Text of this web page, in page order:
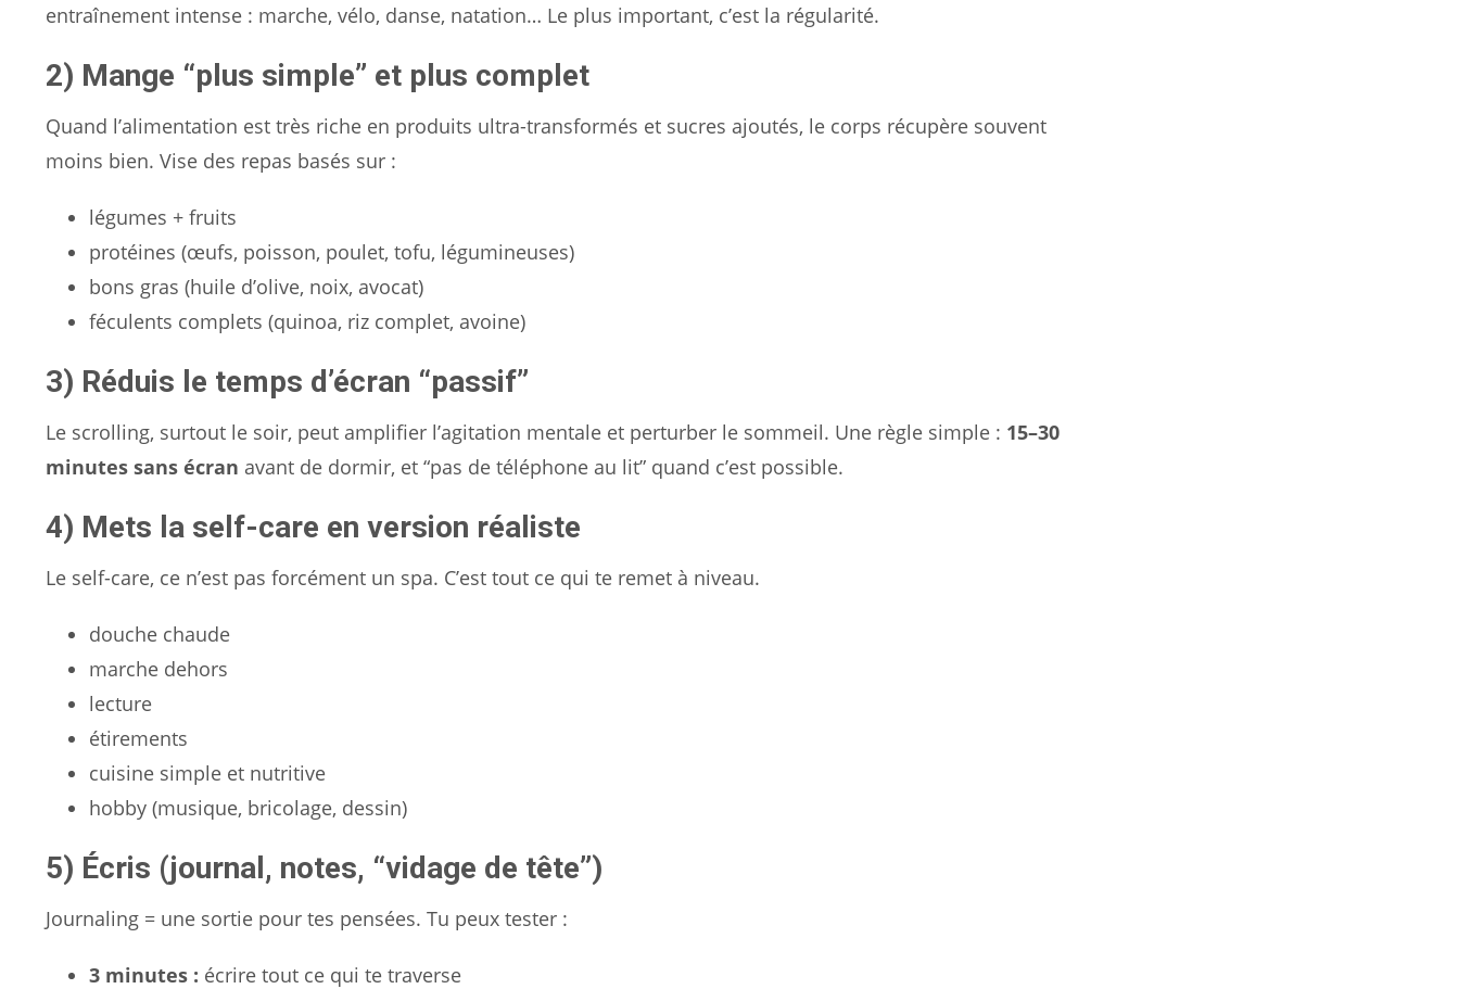
entraînement intense : marche, vélo, danse, natation… Le plus important, c’est la régularité.
2) Mange “plus simple” et plus complet
Quand l’alimentation est très riche en produits ultra-transformés et sucres ajoutés, le corps récupère souvent
moins bien. Vise des repas basés sur :
légumes + fruits
protéines (œufs, poisson, poulet, tofu, légumineuses)
bons gras (huile d’olive, noix, avocat)
féculents complets (quinoa, riz complet, avoine)
3) Réduis le temps d’écran “passif”
Le scrolling, surtout le soir, peut amplifier l’agitation mentale et perturber le sommeil. Une règle simple : 15–30
minutes sans écran avant de dormir, et “pas de téléphone au lit” quand c’est possible.
4) Mets la self-care en version réaliste
Le self-care, ce n’est pas forcément un spa. C’est tout ce qui te remet à niveau.
douche chaude
marche dehors
lecture
étirements
cuisine simple et nutritive
hobby (musique, bricolage, dessin)
5) Écris (journal, notes, “vidage de tête”)
Journaling = une sortie pour tes pensées. Tu peux tester :
3 minutes : écrire tout ce qui te traverse